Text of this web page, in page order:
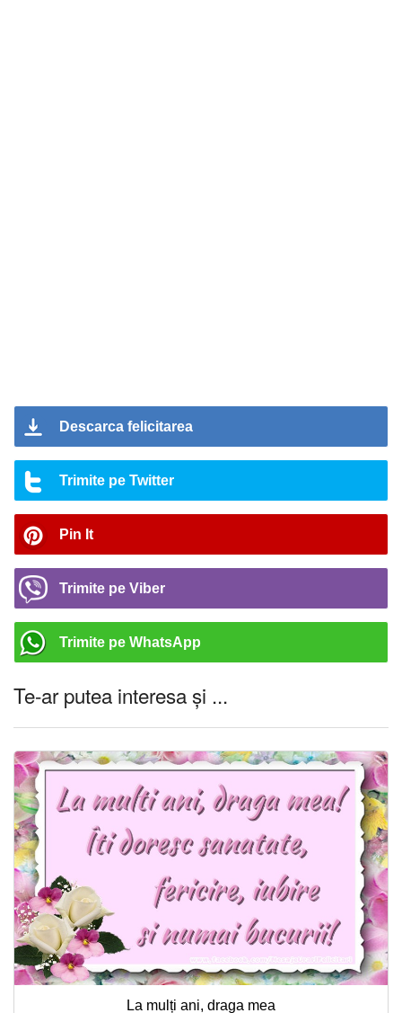
Descarca felicitarea
Trimite pe Twitter
Pin It
Trimite pe Viber
Trimite pe WhatsApp
Te-ar putea interesa și ...
La mulți ani, draga mea